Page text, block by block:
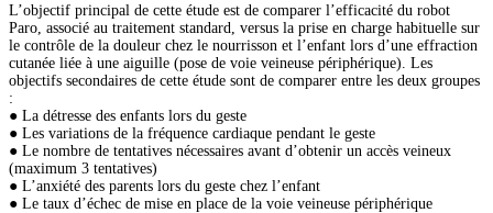
L’objectif principal de cette étude est de comparer l’efficacité du robot
Paro, associé au traitement standard, versus la prise en charge habituelle sur
le contrôle de la douleur chez le nourrisson et l’enfant lors d’une effraction
cutanée liée à une aiguille (pose de voie veineuse périphérique). Les
objectifs secondaires de cette étude sont de comparer entre les deux groupes
:
● La détresse des enfants lors du geste
● Les variations de la fréquence cardiaque pendant le geste
● Le nombre de tentatives nécessaires avant d’obtenir un accès veineux
(maximum 3 tentatives)
● L’anxiété des parents lors du geste chez l’enfant
● Le taux d’échec de mise en place de la voie veineuse périphérique